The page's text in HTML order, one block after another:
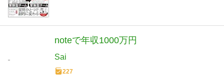
noteで年収1000万円
Sai
227